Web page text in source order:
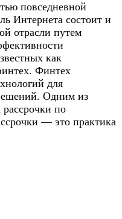
повседневной
Интернета состоит и
отрасли путем
как
Финтех
для
Одним из
рассрочки по
— это практика